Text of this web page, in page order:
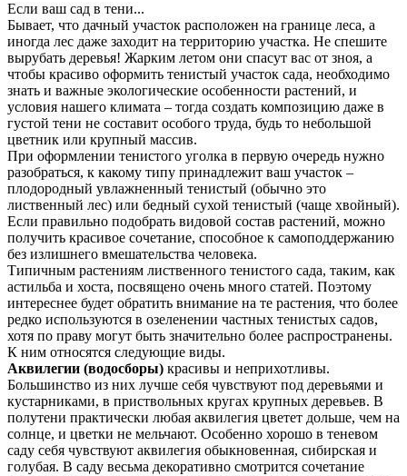
Если ваш сад в тени...
Бывает, что дачный участок расположен на границе леса, а
иногда лес даже заходит на территорию участка. Не спешите
вырубать деревья! Жарким летом они спасут вас от зноя, а
чтобы красиво оформить тенистый участок сада, необходимо
знать и важные экологические особенности растений, и
условия нашего климата – тогда создать композицию даже в
густой тени не составит особого труда, будь то небольшой
цветник или крупный массив.
При оформлении тенистого уголка в первую очередь нужно
разобраться, к какому типу принадлежит ваш участок –
плодородный увлажненный тенистый (обычно это
лиственный лес) или бедный сухой тенистый (чаще хвойный).
Если правильно подобрать видовой состав растений, можно
получить красивое сочетание, способное к самоподдержанию
без излишнего вмешательства человека.
Типичным растениям лиственного тенистого сада, таким, как
астильба и хоста, посвящено очень много статей. Поэтому
интереснее будет обратить внимание на те растения, что более
редко используются в озеленении частных тенистых садов,
хотя по праву могут быть значительно более распространены.
К ним относятся следующие виды.
Аквилегии (водосборы) красивы и неприхотливы.
Большинство из них лучше себя чувствуют под деревьями и
кустарниками, в приствольных кругах крупных деревьев. В
полутени практически любая аквилегия цветет дольше, чем на
солнце, и цветки не мельчают. Особенно хорошо в теневом
саду себя чувствуют аквилегия обыкновенная, сибирская и
голубая. В саду весьма декоративно смотрится сочетание